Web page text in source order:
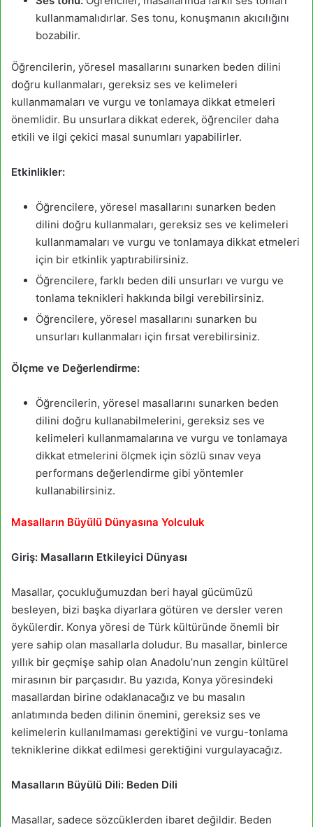
kullanmamalıdırlar. Ses tonu, konuşmanın akıcılığını
bozabilir.
Öğrencilerin, yöresel masallarını sunarken beden dilini
doğru kullanmaları, gereksiz ses ve kelimeleri
kullanmamaları ve vurgu ve tonlamaya dikkat etmeleri
önemlidir. Bu unsurlara dikkat ederek, öğrenciler daha
etkili ve ilgi çekici masal sunumları yapabilirler.
Etkinlikler:
Öğrencilere, yöresel masallarını sunarken beden
dilini doğru kullanmaları, gereksiz ses ve kelimeleri
kullanmamaları ve vurgu ve tonlamaya dikkat etmeleri
için bir etkinlik yaptırabilirsiniz.
Öğrencilere, farklı beden dili unsurları ve vurgu ve
tonlama teknikleri hakkında bilgi verebilirsiniz.
Öğrencilere, yöresel masallarını sunarken bu
unsurları kullanmaları için fırsat verebilirsiniz.
Ölçme ve Değerlendirme:
Öğrencilerin, yöresel masallarını sunarken beden
dilini doğru kullanabilmelerini, gereksiz ses ve
kelimeleri kullanmamalarına ve vurgu ve tonlamaya
dikkat etmelerini ölçmek için sözlü sınav veya
performans değerlendirme gibi yöntemler
kullanabilirsiniz.
Masalların Büyülü Dünyasına Yolculuk
Giriş: Masalların Etkileyici Dünyası
Masallar, çocukluğumuzdan beri hayal gücümüzü
besleyen, bizi başka diyarlara götüren ve dersler veren
öykülerdir. Konya yöresi de Türk kültüründe önemli bir
yere sahip olan masallarla doludur. Bu masallar, binlerce
yıllık bir geçmişe sahip olan Anadolu’nun zengin kültürel
mirasının bir parçasıdır. Bu yazıda, Konya yöresindeki
masallardan birine odaklanacağız ve bu masalın
anlatımında beden dilinin önemini, gereksiz ses ve
kelimelerin kullanılmaması gerektiğini ve vurgu-tonlama
tekniklerine dikkat edilmesi gerektiğini vurgulayacağız.
Masalların Büyülü Dili: Beden Dili
Masallar, sadece sözcüklerden ibaret değildir. Beden